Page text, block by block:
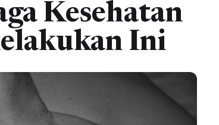
Kesehatan
Ini